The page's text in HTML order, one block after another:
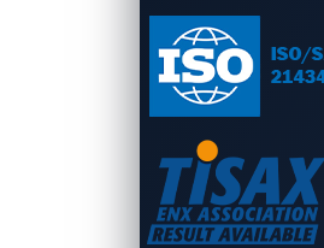
（CTF）イベントを支えています